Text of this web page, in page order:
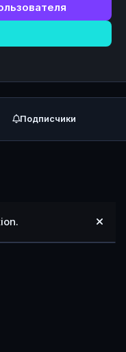
Подписчики
Hide